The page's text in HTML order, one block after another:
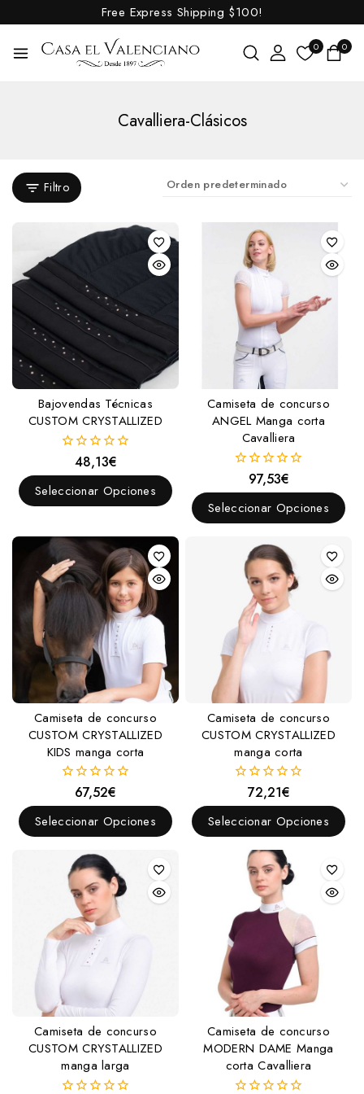
Free Express Shipping $100!
0 0
Cavalliera-Clásicos
Filtro
Bajovendas Técnicas
CUSTOM CRYSTALLIZED
fuera
de
5
48,13€
Seleccionar Opciones
Camiseta de concurso
ANGEL Manga corta
Cavalliera
fuera
de
5
97,53€
Seleccionar Opciones
Camiseta de concurso
CUSTOM CRYSTALLIZED
KIDS manga corta
fuera
de
67,52€
Seleccionar Opciones
Camiseta de concurso
CUSTOM CRYSTALLIZED
manga corta
fuera
de
72,21€
Seleccionar Opciones
Camiseta de concurso
CUSTOM CRYSTALLIZED
manga larga
Camiseta de concurso
MODERN DAME Manga
corta Cavalliera
Filete para bocado
Palillos
Ganchos Alacrán
Cabezadas
Cabezadas y Accesorios
Blincas
Cabezadas
Cabezadas Configurables
Cuadra
Dar cuerda
Montar
Inglesas
Doble rienda
Una rienda
Menorquinas
Raid y Biotane
Vaqueras
Western
Presentación
Cierrabocas
Falsarienda
Frontaleras
Fundas para cabezada
Montantes
Mosqueros
Muserolas y Accesorios
Fundas para muserola
Muserolas
Pilares para muserola
Protectores para muserola
Riendas y Accesorios
Serretas
Campanas, vendas y protectores
Barbadas
Campanas
Muserolas y Accesorios
Protectores para muserola